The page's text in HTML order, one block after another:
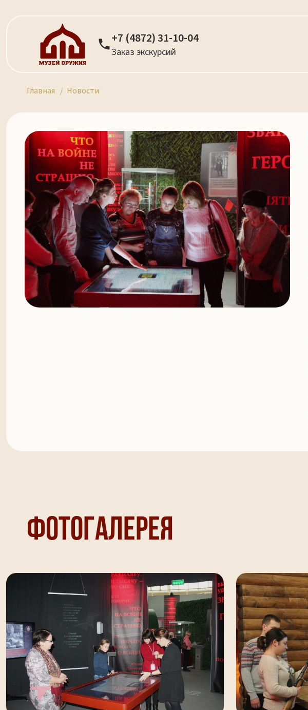
+7 (4872) 31-10-04
Заказ экскурсий
Главная Новости
Фотогалерея